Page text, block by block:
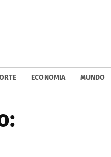
ECONOMIA MUNDO